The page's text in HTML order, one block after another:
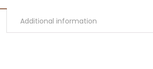
Additional information